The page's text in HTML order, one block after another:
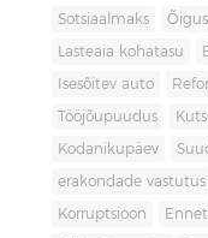
Sotsiaalmaks
Lasteaia kohatasu
Isesõitev auto
Tööjõupuudus
Kodanikupäev
erakondade vastutus
Korruptsioon